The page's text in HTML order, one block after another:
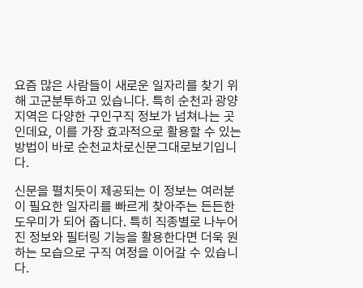
요즘 많은 사람들이 새로운 일자리를 찾기 위
해 고군분투하고 있습니다. 특히 순천과 광양
지역은 다양한 구인구직 정보가 넘쳐나는 곳
인데요, 이를 가장 효과적으로 활용할 수 있는
방법이 바로 순천교차로신문그대로보기입니
다.
신문을 펼치듯이 제공되는 이 정보는 여러분
이 필요한 일자리를 빠르게 찾아주는 든든한
도우미가 되어 줍니다. 특히 직종별로 나누어
진 정보와 필터링 기능을 활용한다면 더욱 원
하는 모습으로 구직 여정을 이어갈 수 있습니
다.